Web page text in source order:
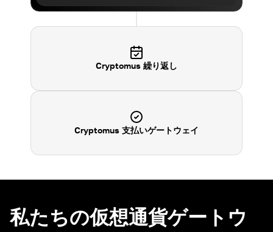
Cryptomus 繰り返し
Cryptomus 支払いゲートウェイ
私たちの仮想通貨ゲートウ